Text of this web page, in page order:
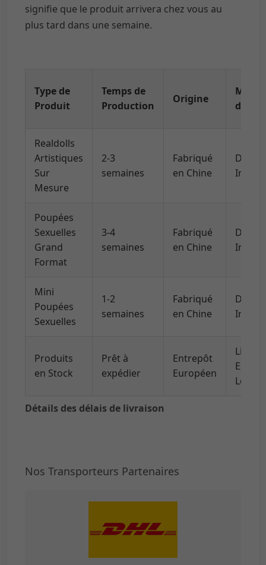
signifie que le produit arrivera chez vous au
plus tard dans une semaine.
Détails des délais de livraison
Type de
Produit
Temps de
Production
Origine
Realdolls
Artistiques
Sur
Mesure
2-3
semaines
Fabriqué
en Chine
DHL/
Poupées
Sexuelles
Grand
Format
3-4
semaines
Fabriqué
en Chine
DHL/
Mini
Poupées
Sexuelles
1-2
semaines
Fabriqué
en Chine
DHL/
Produits
en Stock
Prêt à
expédier
Entrepôt
Européen
Locale
Nos Transporteurs Partenaires